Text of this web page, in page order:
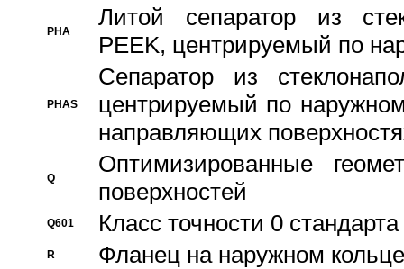
PHA
Литой сепаратор из
PEEK, центрируемый по
PHAS
Сепаратор из
центрируемый по
направляющих
Q
Оптимизированные
поверхностей
Q601 Класс точности 0
R Фланец на наружном кольце